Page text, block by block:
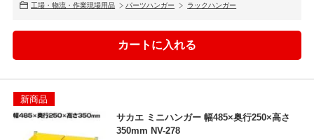
工場・物流・作業現場用品 パーツハンガー ラックハンガー
新商品
サカエ ミニハンガー 幅485×奥行250×高さ
350mm NV-278